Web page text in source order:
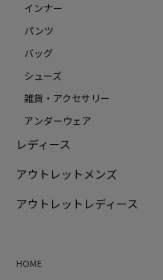
インナー
パンツ
バッグ
シューズ
雑貨・アクセサリー
アンダーウェア
レディース
アウトレットメンズ
アウトレットレディース
HOME